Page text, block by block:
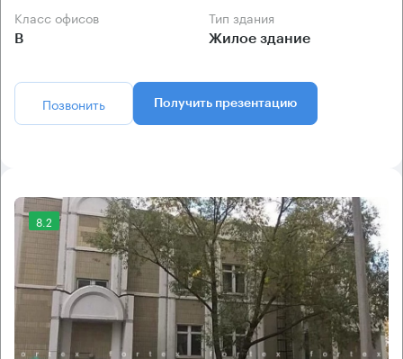
Класс офисов
B
Тип здания
Жилое здание
Позвонить Получить презентацию
8.2